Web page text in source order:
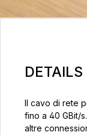
DETAILS
Il cavo di rete
fino a 40 GBit/
altre